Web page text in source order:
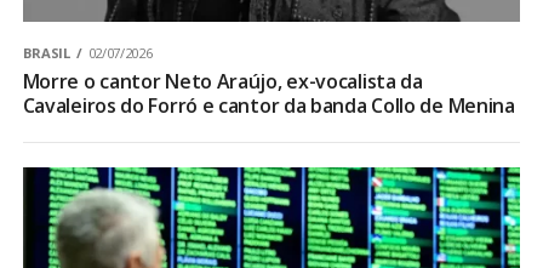
BRASIL 02/07/2026
Morre o cantor Neto Araújo, ex-vocalista da
Cavaleiros do Forró e cantor da banda Collo de Menina